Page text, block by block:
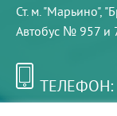
Ст. м. "Марьино",
Автобус № 957 и
ТЕЛЕФОН: